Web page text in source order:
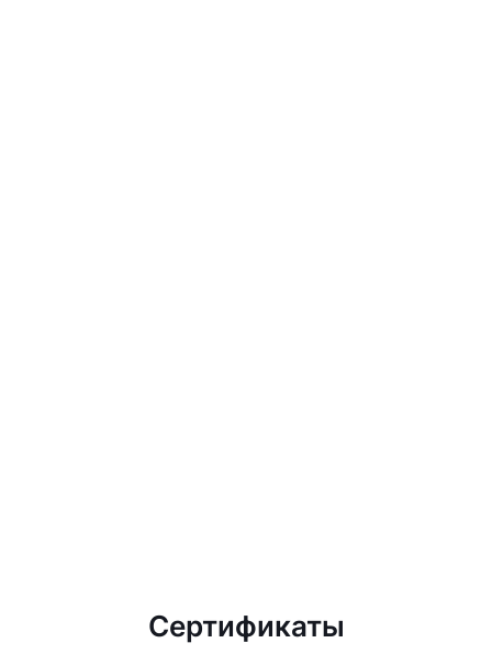
Сертификаты